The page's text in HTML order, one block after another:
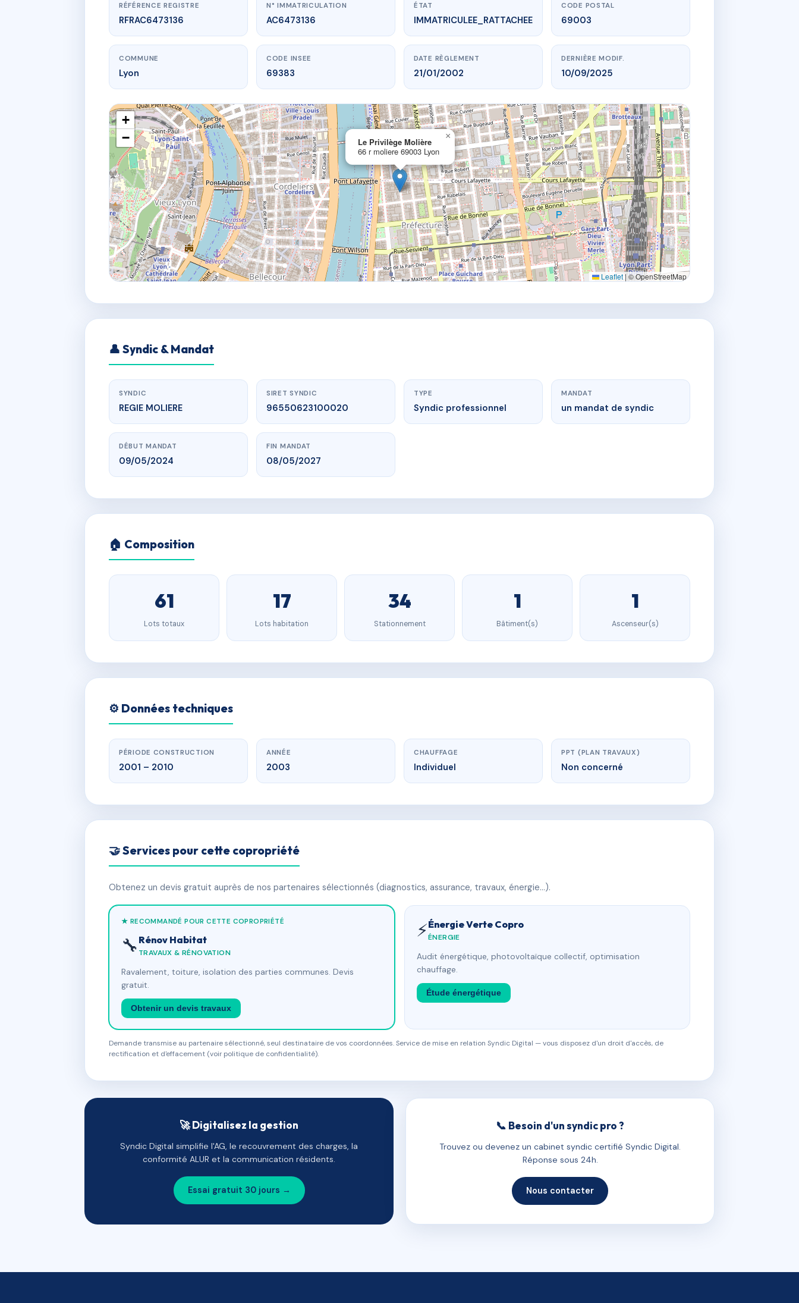
www.vme.plus/AC6473136
Le Privilège Molière
66 r moliere69003 Lyon
RÉFÉRENCE REGISTRE
RFRAC6473136
N° IMMATRICULATION
AC6473136
ÉTAT
IMMATRICULEE_RATTACHEE
CODE POSTAL
69003
COMMUNE
Lyon
CODE INSEE
69383
DATE RÈGLEMENT
21/01/2002
DERNIÈRE MODIF.
10/09/2025
Le Privilège Molière
66 r moliere 69003 Lyon
×
+
−
Leaflet| © OpenStreetMap
👤 Syndic & Mandat
SYNDIC
REGIE MOLIERE
SIRET SYNDIC
96550623100020
TYPE
Syndic professionnel
MANDAT
un mandat de syndic
DÉBUT MANDAT
09/05/2024
FIN MANDAT
08/05/2027
🏠 Composition
61
Lots totaux
17
Lots habitation
34
Stationnement
1
Bâtiment(s)
1
Ascenseur(s)
⚙️ Données techniques
PÉRIODE CONSTRUCTION
2001 – 2010
ANNÉE
2003
CHAUFFAGE
Individuel
PPT (PLAN TRAVAUX)
Non concerné
🤝 Services pour cette copropriété
Obtenez un devis gratuit auprès de nos partenaires sélectionnés (diagnostics, assurance, travaux, énergie…).
★ RECOMMANDÉ POUR CETTE COPROPRIÉTÉ
🔧 Rénov Habitat
TRAVAUX & RÉNOVATION
Ravalement, toiture, isolation des parties communes. Devis
gratuit.
Obtenir un devis travaux
⚡Énergie Verte Copro
ÉNERGIE
Audit énergétique, photovoltaïque collectif, optimisation
chauffage.
Étude énergétique
Demande transmise au partenaire sélectionné, seul destinataire de vos coordonnées. Service de mise en relation Syndic Digital — vous disposez d'un droit d'accès, de
rectification et d'effacement (voir politique de confidentialité).
🚀 Digitalisez la gestion
Syndic Digital simplifie l'AG, le recouvrement des charges, la
conformité ALUR et la communication résidents.
Essai gratuit 30 jours →
📞 Besoin d'un syndic pro ?
Trouvez ou devenez un cabinet syndic certifié Syndic Digital.
Réponse sous 24h.
Nous contacter